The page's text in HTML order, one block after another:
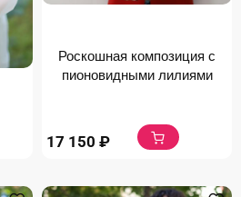
Роскошная композиция с
пионовидными лилиями
17 150 ₽